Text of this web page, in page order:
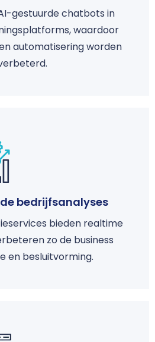
gestuurde chatbots in
waardoor
automatisering worden
bedrijfsanalyses
bieden realtime
zo de business
en besluitvorming.